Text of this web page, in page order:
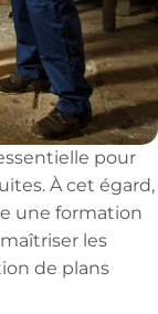
pour
À cet égard,
une formation
les
de plans